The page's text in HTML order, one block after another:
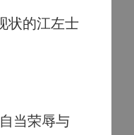
状的江左士
当荣辱与